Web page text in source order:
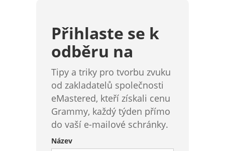
Přihlaste se k
odběru na
Tipy a triky pro tvorbu zvuku
od zakladatelů společnosti
eMastered, kteří získali cenu
Grammy, každý týden přímo
do vaší e-mailové schránky.
Název